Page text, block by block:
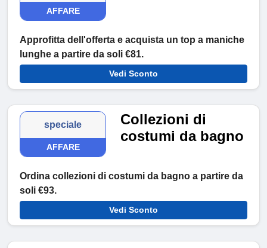
AFFARE
Approfitta dell'offerta e acquista un top a maniche
lunghe a partire da soli €81.
Vedi Sconto
speciale
AFFARE
Collezioni di
costumi da bagno
Ordina collezioni di costumi da bagno a partire da
soli €93.
Vedi Sconto